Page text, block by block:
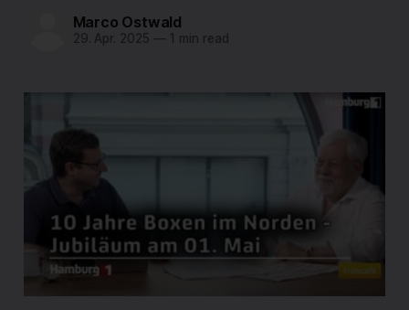
Marco Ostwald
29. Apr. 2025 —1 min read